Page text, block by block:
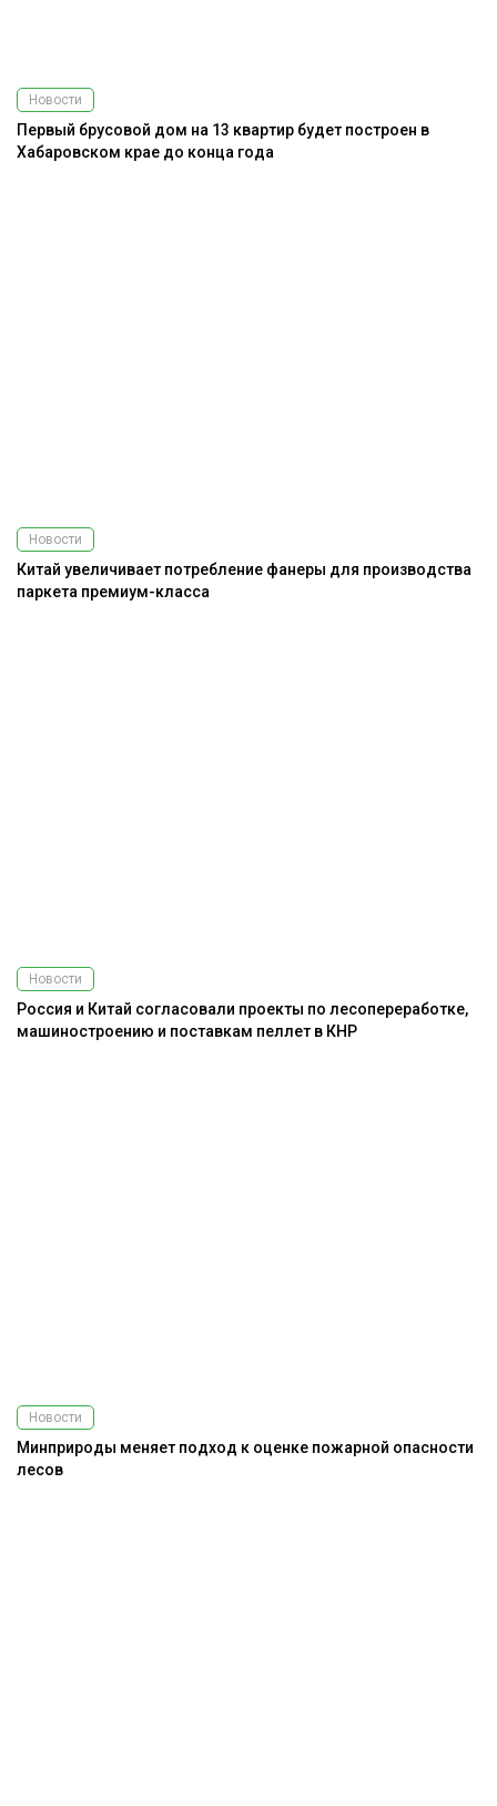
Новости
Первый брусовой дом на 13 квартир будет построен в
Хабаровском крае до конца года
Новости
Китай увеличивает потребление фанеры для производства
паркета премиум-класса
Новости
Россия и Китай согласовали проекты по лесопереработке,
машиностроению и поставкам пеллет в КНР
Новости
Минприроды меняет подход к оценке пожарной опасности
лесов